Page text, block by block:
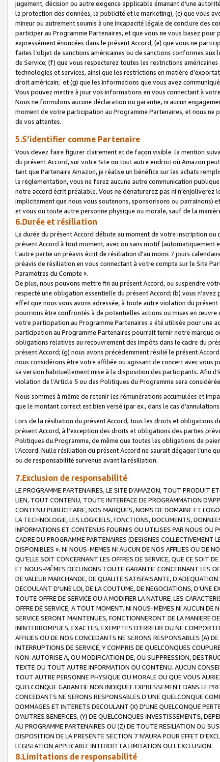
jugement, décision ou autre exigence applicable émanant d’une
la protection des données, la publicité et le marketing), (c) que vous
mineur ou autrement soumis à une incapacité légale de conclure des
participer au Programme Partenaires, et que vous ne vous basez
expressément énoncées dans le présent Accord, (e) que vous ne
faites l’objet de sanctions américaines ou de sanctions conformes
de Service; (f) que vous respecterez toutes les restrictions
technologies et services, ainsi que les restrictions en matière
droit américain; et (g) que les informations que vous avez
Vous pouvez mettre à jour vos informations en vous connectant à
Nous ne formulons aucune déclaration ou garantie, ni aucun
moment de votre participation au Programme Partenaires, et nous
de vos attentes.
5.S’identifier comme Partenaire
Vous devez faire figurer clairement et de façon visible la mention
du présent Accord, sur votre Site ou tout autre endroit où Amazon
tant que Partenaire Amazon, je réalise un bénéfice sur les achats
la réglementation, vous ne ferez aucune autre communication
notre accord écrit préalable. Vous ne dénaturerez pas ni
implicitement que nous vous soutenons, sponsorisons ou parrainons)
et vous ou toute autre personne physique ou morale, sauf de la
6.Durée et résiliation
La durée du présent Accord débute au moment de votre inscription
présent Accord à tout moment, avec ou sans motif (automatiquement
l’autre partie un préavis écrit de résiliation d’au moins 7 jours
préavis de résiliation en vous connectant à votre compte sur le Site
Paramètres du Compte ».
De plus, nous pouvons mettre fin au présent Accord, ou suspendre
respecté une obligation essentielle du présent Accord; (b) vous
effet que nous vous avons adressée, à toute autre violation du
pourrions être confrontés à de potentielles actions ou mises en
votre participation au Programme Partenaires a été utilisée pour une
participation au Programme Partenaires pourrait ternir notre marque
obligations relatives au recouvrement des impôts dans le cadre du
présent Accord; (g) nous avons précédemment résilié le présent
nous considérons être votre affiliée ou agissant de concert avec vous
sa version habituellement mise à la disposition des participants. Afin
violation de l’Article 5 ou des Politiques du Programme sera
Nous sommes à même de retenir les rémunérations accumulées et
que le montant correct est bien versé (par ex., dans le cas
Lors de la résiliation du présent Accord, tous les droits et obligations
présent Accord, à l’exception des droits et obligations des parties
Politiques du Programme, de même que toutes les obligations de
l’Accord. Nulle résiliation du présent Accord ne saurait dégager l'une
ou de responsabilité survenue avant la résiliation.
7.Exclusion de responsabilité
LE PROGRAMME PARTENAIRES, LE SITE D’AMAZON, TOUT PRODUIT
LIEN, TOUT CONTENU, TOUTE INTERFACE DE PROGRAMMATION
CONTENU PUBLICITAIRE, NOS MARQUES, NOMS DE DOMAINE ET
LA TECHNOLOGIE, LES LOGICIELS, FONCTIONS, DOCUMENTS,
INFORMATIONS ET CONTENUS FOURNIS OU UTILISES PAR NOUS OU
CADRE DU PROGRAMME PARTENAIRES (DESIGNES COLLECTIVEMENT
DISPONIBLES ». NI NOUS-MEMES NI AUCUN DE NOS AFFILIES OU DE
QU’ELLE SOIT CONCERNANT LES OFFRES DE SERVICE, QUE CE SOIT
ET NOUS-MÊMES DECLINONS TOUTE GARANTIE CONCERNANT LES
DE VALEUR MARCHANDE, DE QUALITE SATISFAISANTE,
DECOULANT D’UNE LOI, DE LA COUTUME, DE NEGOCIATIONS, D’UNE
TOUTE OFFRE DE SERVICE OU A MODIFIER LA NATURE, LES
OFFRE DE SERVICE, A TOUT MOMENT. NI NOUS-MÊMES NI AUCUN DE
SERVICE SERONT MAINTENUES, FONCTIONNERONT DE LA MANIERE
ININTERROMPUES, EXACTES, EXEMPTES D’ERREUR OU NE
AFFILIES OU DE NOS CONCEDANTS NE SERONS RESPONSABLES (A)
INTERRUPTIONS DE SERVICE, Y COMPRIS DE QUELCONQUES
NON-AUTORISE A, OU MODIFICATION DE, OU SUPPRESSION,
TEXTE OU TOUT AUTRE INFORMATION OU CONTENU. AUCUN
TOUT AUTRE PERSONNE PHYSIQUE OU MORALE OU QUE VOUS
QUELCONQUE GARANTIE NON INDIQUEE EXPRESSEMENT DANS LE
CONCEDANTS NE SERONS RESPONSABLES D’UNE QUELCONQUE
DOMMAGES ET INTERETS DECOULANT (X) D'UNE QUELCONQUE
D'AUTRES BENEFICES, (Y) DE QUELCONQUES INVESTISSEMENTS,
AU PROGRAMME PARTENAIRES OU (Z) DE TOUTE RESILIATION OU
DISPOSITION DE LA PRESENTE SECTION 7 N'AURA POUR EFFET
LEGISLATION APPLICABLE INTERDIT LA LIMITATION OU L’EXCLUSION.
8.Limitations de responsabilité